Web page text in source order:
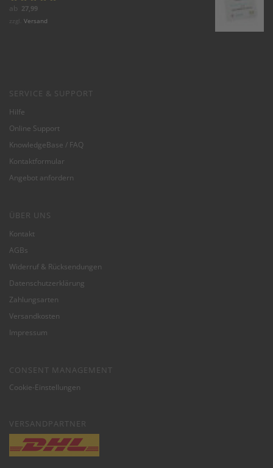
Bewertet mit
5.00 von 5
ab 27,99
zzgl. Versand
SERVICE & SUPPORT
Hilfe
Online Support
KnowledgeBase / FAQ
Kontaktformular
Angebot anfordern
ÜBER UNS
Kontakt
AGBs
Widerruf & Rücksendungen
Datenschutzerklärung
Zahlungsarten
Versandkosten
Impressum
CONSENT MANAGEMENT
Cookie-Einstellungen
VERSANDPARTNER